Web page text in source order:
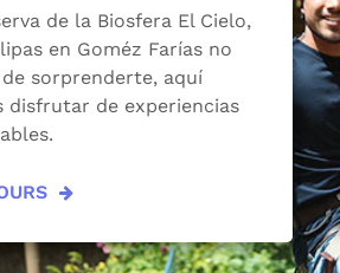
de la Biosfera El Cielo,
en Goméz Farías no
sorprenderte, aquí
disfrutar de experiencias